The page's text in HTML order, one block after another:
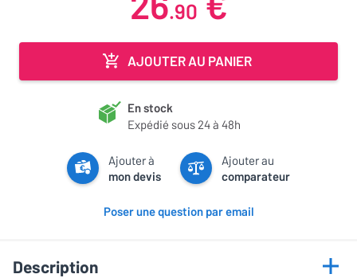
.90
AJOUTER AU PANIER
En stock
Expédié sous 24 à 48h
Ajouter à
mon devis
Ajouter au
comparateur
Poser une question par email
Description